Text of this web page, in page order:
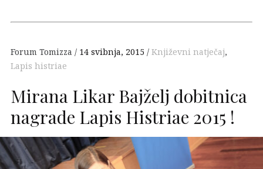
Forum Tomizza 14 svibnja, 2015 Književni natječaj,
Lapis histriae
Mirana Likar Bajželj dobitnica
nagrade Lapis Histriae 2015 !